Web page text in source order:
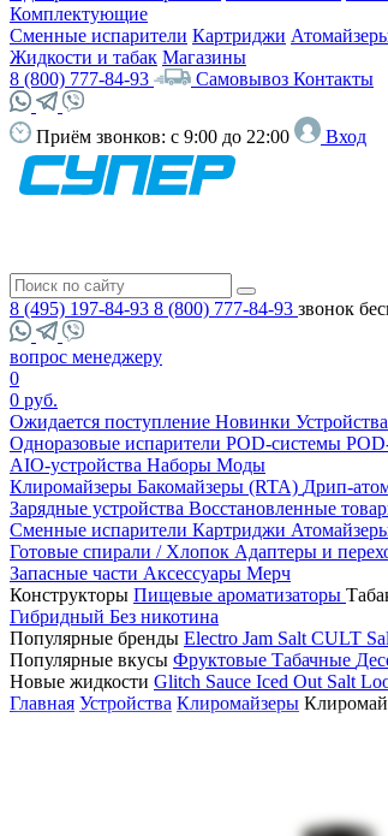
Комплектующие
Сменные испарители Картриджи
Жидкости и табак Магазины
8 (800) 777-84-93
Самовывоз Контакты
Приём звонков: с 9:00 до 22:00 Вход
8 (495) 197-84-93 8 (800) 777-84-93 звонок
вопрос менеджеру
0
0 руб.
Ожидается поступление Новинки Устройства
Одноразовые испарители POD-системы
AIO-устройства Наборы Моды
Клиромайзеры Бакомайзеры (RTA) Дрип-
Зарядные устройства Восстановленные
Сменные испарители Картриджи
Готовые спирали / Хлопок Адаптеры и
Запасные части Аксессуары Мерч
Конструкторы Пищевые ароматизаторы
Гибридный Без никотина
Популярные бренды Electro Jam Salt CULT
Популярные вкусы Фруктовые Табачные
Новые жидкости Glitch Sauce Iced Out Salt
Главная Устройства Клиромайзеры